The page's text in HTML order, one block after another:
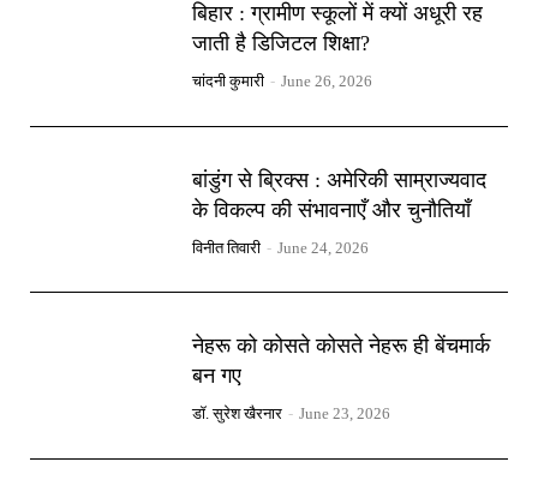
बिहार : ग्रामीण स्कूलों में क्यों अधूरी रह
जाती है डिजिटल शिक्षा?
चांदनी कुमारी - June 26, 2026
बांडुंग से ब्रिक्स : अमेरिकी साम्राज्यवाद
के विकल्प की संभावनाएँ और चुनौतियाँ
विनीत तिवारी - June 24, 2026
नेहरू को कोसते कोसते नेहरू ही बेंचमार्क
बन गए
डॉ. सुरेश खैरनार - June 23, 2026